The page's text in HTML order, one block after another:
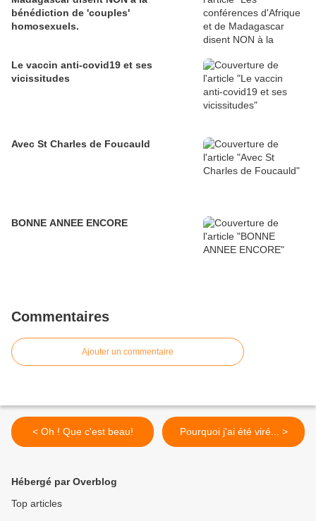
bénédiction de 'couples'
homosexuels.
Le vaccin anti-covid19 et ses
vicissitudes
Avec St Charles de Foucauld
BONNE ANNEE ENCORE
Commentaires
Ajouter un commentaire
< Oh ! Que c'est beau! Pourquoi j'ai été viré... >
Hébergé par Overblog
Top articles